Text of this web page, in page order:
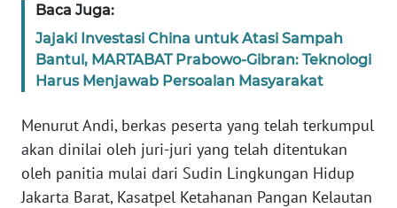
Baca Juga:
Jajaki Investasi China untuk Atasi Sampah
Bantul, MARTABAT Prabowo-Gibran: Teknologi
Harus Menjawab Persoalan Masyarakat
Menurut Andi, berkas peserta yang telah terkumpul
akan dinilai oleh juri-juri yang telah ditentukan
oleh panitia mulai dari Sudin Lingkungan Hidup
Jakarta Barat, Kasatpel Ketahanan Pangan Kelautan
WN
LAMPUNG
WN
WN